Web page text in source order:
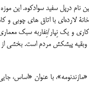
لارده‌ای با اتاق های
آن سازندۀ موزه وبقیه پیشکش مردم
با عنوان